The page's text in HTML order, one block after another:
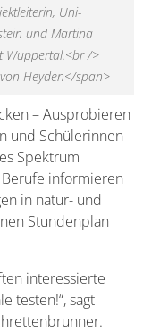
Uni-
und Martina
Wuppertal.<br />
Heyden</span>
– Ausprobieren
und Schülerinnen
Spektrum
informieren
in natur- und
Stundenplan
interessierte
testen!“, sagt